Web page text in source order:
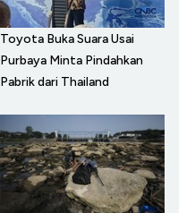
Toyota Buka Suara Usai
Purbaya Minta Pindahkan
Pabrik dari Thailand